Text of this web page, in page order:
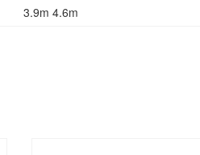
3.9m 4.6m